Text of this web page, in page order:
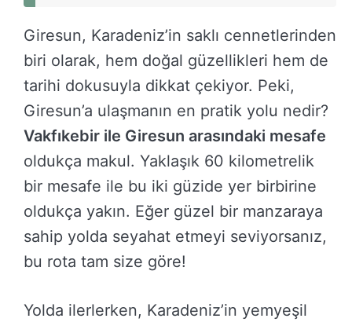
Giresun, Karadeniz’in saklı cennetlerinden
biri olarak, hem doğal güzellikleri hem de
tarihi dokusuyla dikkat çekiyor. Peki,
Giresun’a ulaşmanın en pratik yolu nedir?
Vakfıkebir ile Giresun arasındaki mesafe
oldukça makul. Yaklaşık 60 kilometrelik
bir mesafe ile bu iki güzide yer birbirine
oldukça yakın. Eğer güzel bir manzaraya
sahip yolda seyahat etmeyi seviyorsanız,
bu rota tam size göre!
Yolda ilerlerken, Karadeniz’in yemyeşil